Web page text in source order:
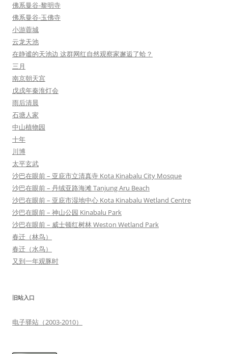
佛系曼谷-黎明寺
佛系曼谷-玉佛寺
小游蓉城
云龙天池
在静谧的天池边 这群网红自然观察家邂逅了蛤？
三月
南京朝天宫
戊戌年秦淮灯会
雨后清晨
石塘人家
中山植物园
十年
川博
太平玄武
沙巴在眼前 – 亚庇市立清真寺 Kota Kinabalu City Mosque
沙巴在眼前 – 丹绒亚路海滩 Tanjung Aru Beach
沙巴在眼前 – 亚庇市湿地中心 Kota Kinabalu Wetland Centre
沙巴在眼前 – 神山公园 Kinabalu Park
沙巴在眼前 – 威士顿红树林 Weston Wetland Park
春迁（林鸟）
春迁（水鸟）
又到一年观豚时
旧站入口
电子驿站（2003-2010）